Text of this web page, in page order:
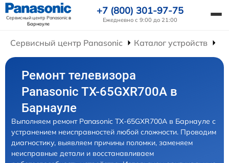
Сервисный центр Panasonicв
Барнауле
+7 (800) 301-97-75
Ежедневно с 9:00 до 21:00
Сервисный центр Panasonic Каталог устройств
Ремонт телевизора
Panasonic TX-65GXR700A в
Барнауле
Выполняем ремонт Panasonic TX-65GXR700A в Барнауле с
устранением неисправностей любой сложности. Проводим
диагностику, выявляем причины поломки, заменяем
неисправные детали и восстанавливаем